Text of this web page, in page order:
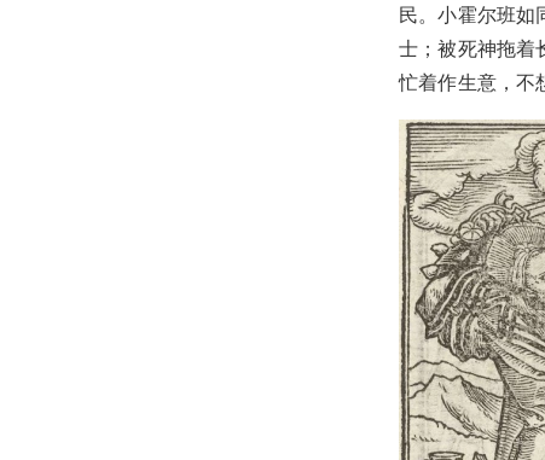
民。小霍尔班如
士；被死神拖着
忙着作生意，不